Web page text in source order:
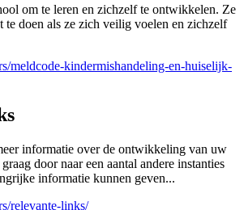
om te leren en zichzelf te ontwikkelen. Ze
te doen als ze zich veilig voelen en zichzelf
meldcode-kindermishandeling-en-huiselijk-
informatie over de ontwikkeling van uw
door naar een aantal andere instanties
informatie kunnen geven...
relevante-links/